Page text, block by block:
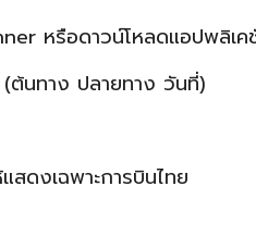
หรือดาวน์โหลดแอปพลิเค
(ต้นทาง ปลายทาง วันที่)
สดงเฉพาะการบินไทย